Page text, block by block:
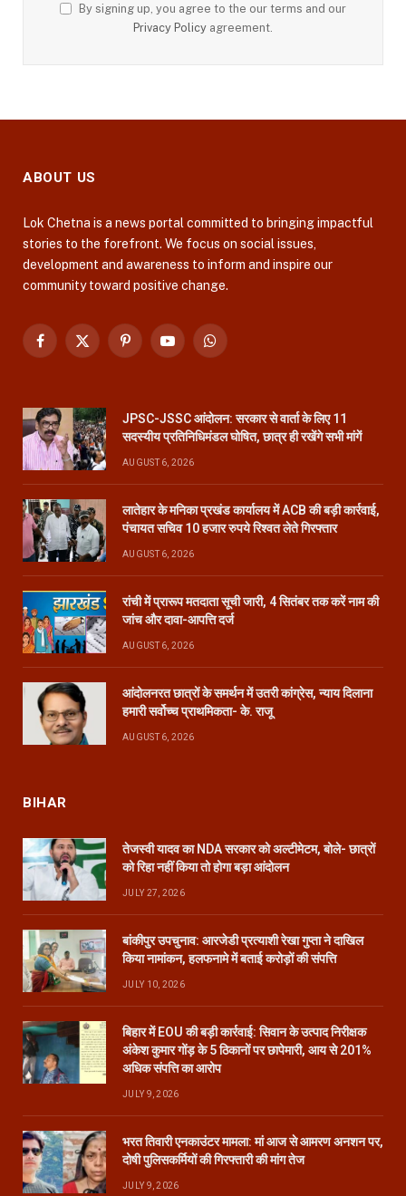
By signing up, you agree to the our terms and our
Privacy Policy agreement.
ABOUT US
Lok Chetna is a news portal committed to bringing impactful
stories to the forefront. We focus on social issues,
development and awareness to inform and inspire our
community toward positive change.
Facebook
X
PinterestYouTubeWhatsApp
JPSC-JSSC आंदोलन: सरकार से वार्ता के लिए 11
सदस्यीय प्रतिनिधिमंडल घोषित, छात्र ही रखेंगे सभी मांगें
AUGUST 6, 2026
लातेहार के मनिका प्रखंड कार्यालय में ACB की बड़ी कार्रवाई,
पंचायत सचिव 10 हजार रुपये रिश्वत लेते गिरफ्तार
AUGUST 6, 2026
रांची में प्रारूप मतदाता सूची जारी, 4 सितंबर तक करें नाम की
जांच और दावा-आपत्ति दर्ज
AUGUST 6, 2026
आंदोलनरत छात्रों के समर्थन में उतरी कांग्रेस, न्याय दिलाना
हमारी सर्वोच्च प्राथमिकता- के. राजू
AUGUST 6, 2026
BIHAR
तेजस्वी यादव का NDA सरकार को अल्टीमेटम, बोले- छात्रों
को रिहा नहीं किया तो होगा बड़ा आंदोलन
JULY 27, 2026
बांकीपुर उपचुनाव: आरजेडी प्रत्याशी रेखा गुप्ता ने दाखिल
किया नामांकन, हलफनामे में बताई करोड़ों की संपत्ति
JULY 10, 2026
बिहार में EOU की बड़ी कार्रवाई: सिवान के उत्पाद निरीक्षक
अंकेश कुमार गोंड़ के 5 ठिकानों पर छापेमारी, आय से 201%
अधिक संपत्ति का आरोप
JULY 9, 2026
भरत तिवारी एनकाउंटर मामला: मां आज से आमरण अनशन पर,
दोषी पुलिसकर्मियों की गिरफ्तारी की मांग तेज
JULY 9, 2026